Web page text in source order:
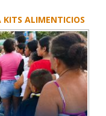
KITS ALIMENTICIOS